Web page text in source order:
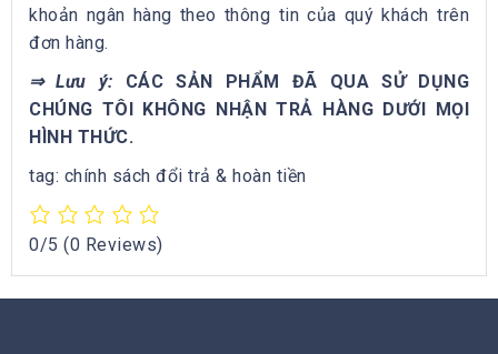
khoản ngân hàng theo thông tin của quý khách trên
đơn hàng.
⇒ Lưu ý: CÁC SẢN PHẨM ĐÃ QUA SỬ DỤNG
CHÚNG TÔI KHÔNG NHẬN TRẢ HÀNG DƯỚI MỌI
HÌNH THỨC.
tag: chính sách đổi trả & hoàn tiền
0/5 (0 Reviews)